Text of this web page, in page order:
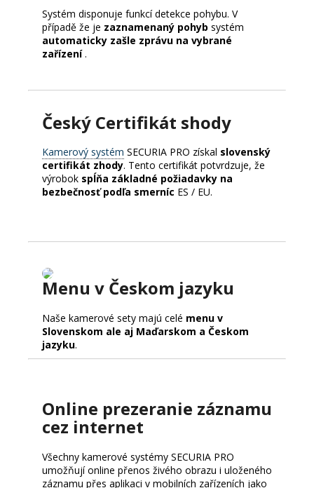
Systém disponuje funkcí detekce pohybu. V
případě že je zaznamenaný pohyb systém
automaticky zašle zprávu na vybrané
zařízení.
Český Certifikát shody
Kamerový systém SECURIA PRO získal slovenský
certifikát zhody. Tento certifikát potvrdzuje, že
výrobok spĺňa základné požiadavky na
bezbečnosť podľa smerníc ES / EU.
Menu v Českom jazyku
Naše kamerové sety majú celé menu v
Slovenskom ale aj Maďarskom a Českom
jazyku.
Online prezeranie záznamu
cez internet
Všechny kamerové systémy SECURIA PRO
umožňují online přenos živého obrazu i uloženého
záznamu přes aplikaci v mobilních zařízeních jako